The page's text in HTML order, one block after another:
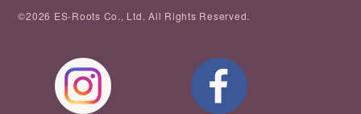
©2026 ES-Roots Co., Ltd. All Rights Reserved.